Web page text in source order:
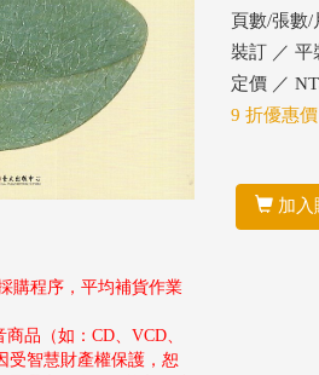
購程序，平均補貨作業
品（如：CD、VCD、
受智慧財產權保護，恕
頁數/張數/
裝訂 ／ 平
定價 ／
9 折優惠
加入